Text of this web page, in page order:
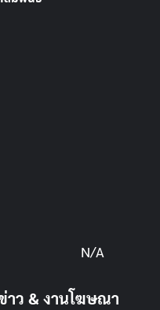
N/A
าว & งานโฆษณา